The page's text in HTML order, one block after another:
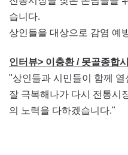
습니다.
상인들을 대상으로 감염 예
인터뷰> 이충환 / 못골종합
"상인들과 시민들이 함께
잘 극복해나가 다시 전통시
의 노력을 다하겠습니다." ​